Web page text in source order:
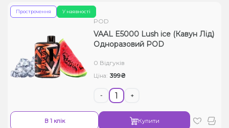
У наявності
Прострочення
POD
VAAL E5000 Lush ice (Кавун Лід)
Одноразовий POD
0 Відгуків
Ціна: 399₴
- +
В 1 клік Купити